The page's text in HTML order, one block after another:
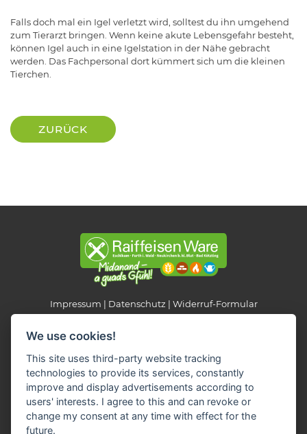
­­Falls doch mal ein Igel verletzt wird, solltest du ihn umgehend
zum Tierarzt bringen. Wenn keine akute Lebensgefahr besteht,
können Igel auch in eine Igelstation in der Nähe gebracht
werden. Das Fachpersonal dort kümmert sich um die kleinen
Tierchen.
ZURÜCK
Impressum Datenschutz Widerruf-Formular
Raiffeisen Fachmarkt-Lagerhaus
Neukirchen b. Hl. Blut
Am Hungerbühl 2
93453 Neukirchen b. Hl. Blut
We use cookies!
This site uses third-party website tracking
technologies to provide its services, constantly
improve and display advertisements according to
users' interests. I agree to this and can revoke or
change my consent at any time with effect for the
future.